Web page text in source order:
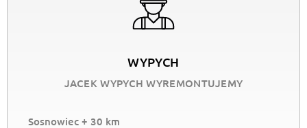
WYPYCH
JACEK WYPYCH WYREMONTUJEMY
Sosnowiec + 30 km